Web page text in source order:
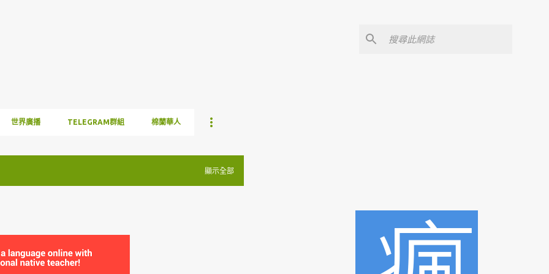
世界廣播 TELEGRAM群組 棉蘭華人
顯示全部